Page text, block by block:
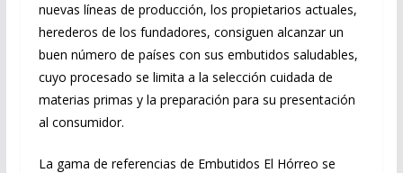
nuevas líneas de producción, los propietarios actuales,
herederos de los fundadores, consiguen alcanzar un
buen número de países con sus embutidos saludables,
cuyo procesado se limita a la selección cuidada de
materias primas y la preparación para su presentación
al consumidor.
La gama de referencias de Embutidos El Hórreo se